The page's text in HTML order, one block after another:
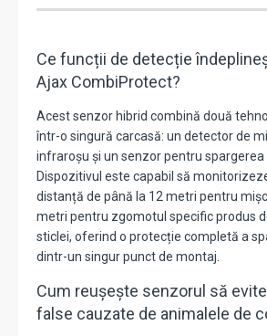
Ce funcții de detecție
Ajax CombiProtect?
Acest senzor hibrid combină două
într-o singură carcasă: un detector de
infraroșu și un senzor pentru spargerea
Dispozitivul este capabil să
distanță de până la 12 metri pentru
metri pentru zgomotul specific produs
sticlei, oferind o protecție completă a
dintr-un singur punct de montaj.
Cum reușește senzorul să
false cauzate de animalele de